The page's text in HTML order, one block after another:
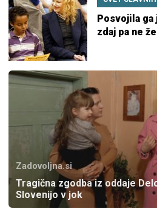
Posvojila ga
zdaj pa ne
Zadovoljna.si
Tragična zgodba iz oddaje
Slovenijo v jok